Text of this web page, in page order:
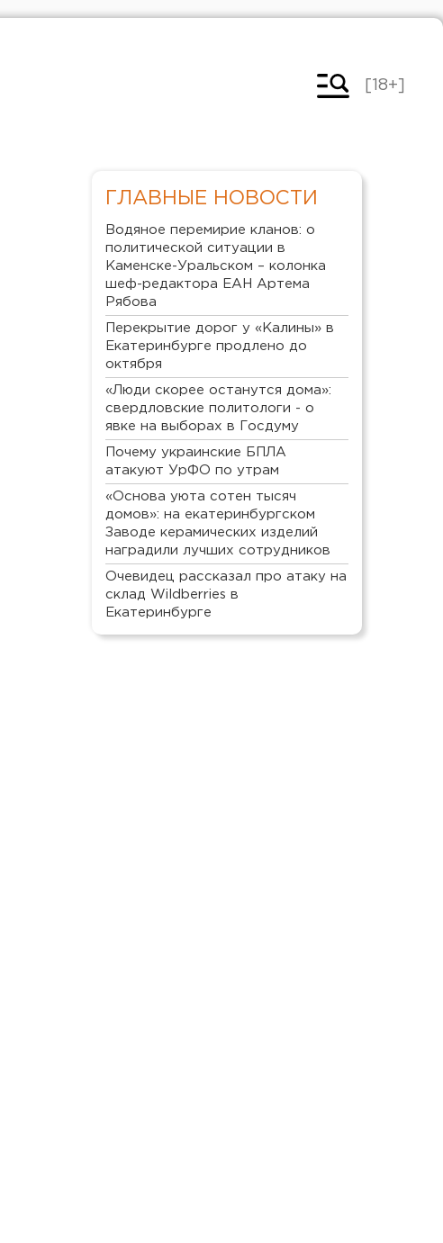
[18+]
ГЛАВНЫЕ НОВОСТИ
Водяное перемирие кланов: о
политической ситуации в
Каменске-Уральском – колонка
шеф-редактора ЕАН Артема
Рябова
Перекрытие дорог у «Калины» в
Екатеринбурге продлено до
октября
«Люди скорее останутся дома»:
свердловские политологи - о
явке на выборах в Госдуму
Почему украинские БПЛА
атакуют УрФО по утрам
«Основа уюта сотен тысяч
домов»: на екатеринбургском
Заводе керамических изделий
наградили лучших сотрудников
Очевидец рассказал про атаку на
склад Wildberries в
Екатеринбурге